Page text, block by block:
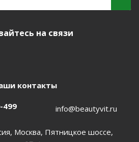
на связи
контакты
499 info@beautyvit.ru
Москва, Пятницкое шоссе,